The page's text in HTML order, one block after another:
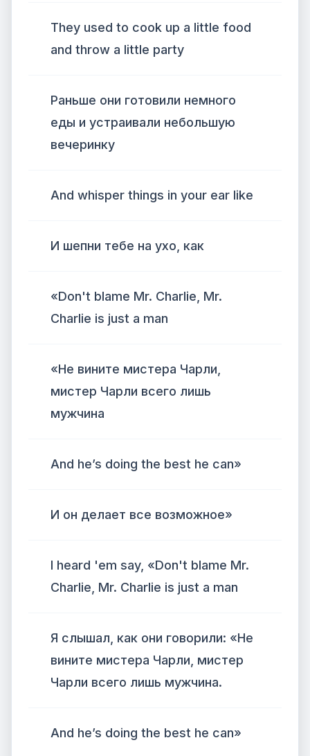
They used to cook up a little food
and throw a little party
Раньше они готовили немного
еды и устраивали небольшую
вечеринку
And whisper things in your ear like
И шепни тебе на ухо, как
«Don't blame Mr. Charlie, Mr.
Charlie is just a man
«Не вините мистера Чарли,
мистер Чарли всего лишь
мужчина
And he’s doing the best he can»
И он делает все возможное»
I heard 'em say, «Don't blame Mr.
Charlie, Mr. Charlie is just a man
Я слышал, как они говорили: «Не
вините мистера Чарли, мистер
Чарли всего лишь мужчина.
And he’s doing the best he can»